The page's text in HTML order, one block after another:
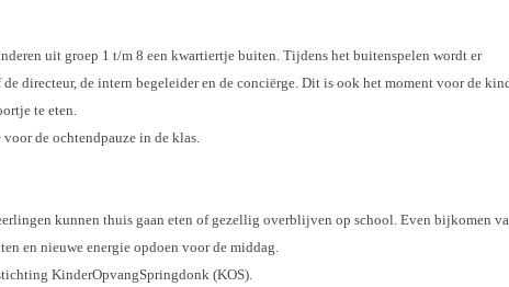
uit groep 1 t/m 8 een kwartiertje buiten. Tijdens het buitenspelen wordt er
directeur, de intern begeleider en de conciërge. Dit is ook het moment voor de
te eten.
de ochtendpauze in de klas.
kunnen thuis gaan eten of gezellig overblijven op school. Even bijkomen
en nieuwe energie opdoen voor de middag.
KinderOpvangSpringdonk (KOS).